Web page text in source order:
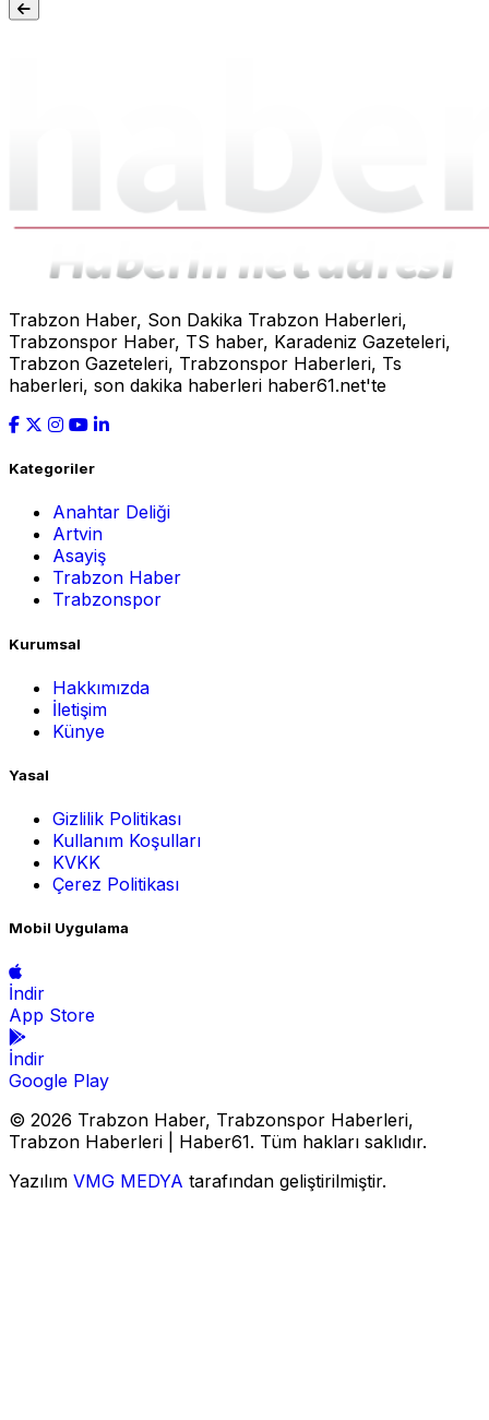
Trabzon Haber, Son Dakika Trabzon Haberleri,
Trabzonspor Haber, TS haber, Karadeniz Gazeteleri,
Trabzon Gazeteleri, Trabzonspor Haberleri, Ts
haberleri, son dakika haberleri haber61.net'te
Kategoriler
Anahtar Deliği
Artvin
Asayiş
Trabzon Haber
Trabzonspor
Kurumsal
Hakkımızda
İletişim
Künye
Yasal
Gizlilik Politikası
Kullanım Koşulları
KVKK
Çerez Politikası
Mobil Uygulama
İndir
App Store
İndir
Google Play
© 2026 Trabzon Haber, Trabzonspor Haberleri,
Trabzon Haberleri | Haber61. Tüm hakları saklıdır.
Yazılım VMG MEDYA tarafından geliştirilmiştir.